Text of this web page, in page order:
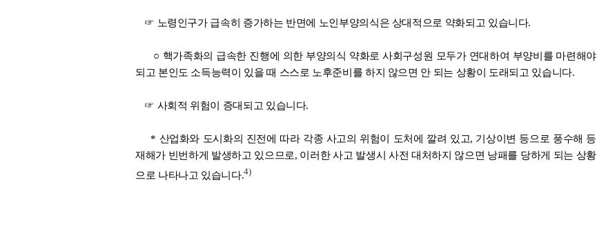
☞ 노령인구가 급속히 증가하는 반면에 노인부양의식은 상대적으로 약화되고 있습니다.
○ 핵가족화의 급속한 진행에 의한 부양의식 약화로 사회구성원 모두가 연대하여 부양비를 마련해야
되고 본인도 소득능력이 있을 때 스스로 노후준비를 하지 않으면 안 되는 상황이 도래되고 있습니다.
☞ 사회적 위험이 증대되고 있습니다.
* 산업화와 도시화의 진전에 따라 각종 사고의 위험이 도처에 깔려 있고, 기상이변 등으로 풍수해 등
재해가 빈번하게 발생하고 있으므로, 이러한 사고 발생시 사전 대처하지 않으면 낭패를 당하게 되는 상황
으로 나타나고 있습니다.4)